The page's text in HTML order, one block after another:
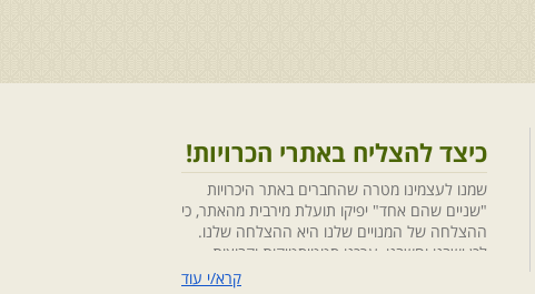
כיצד להצליח באתרי הכרויות!
שמנו לעצמינו מטרה שהחברים באתר היכרויות
"שניים שהם אחד" יפיקו תועלת מירבית מהאתר, כי
ההצלחה של המנויים שלנו היא ההצלחה שלנו.
לכן ישבנו וחשבנו ,ערכנו סטטיסטיקות וקבוצות
מיקוד, בחנו התנהגויות ומגמות והמסקנה החדקרא/י עוד